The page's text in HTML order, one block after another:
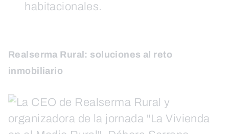
habitacionales.
Realserma Rural: soluciones al reto
inmobiliario